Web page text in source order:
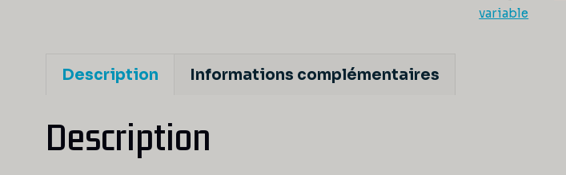
variable
Description Informations complémentaires
Description